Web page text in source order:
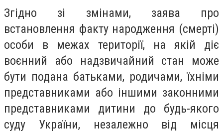
Згідно зі змінами, заява про
встановлення факту народження (смерті)
особи в межах території, на якій діє
воєнний або надзвичайний стан може
бути подана батьками, родичами, їхніми
представниками або іншими законними
представниками дитини до будь-якого
суду України, незалежно від місця